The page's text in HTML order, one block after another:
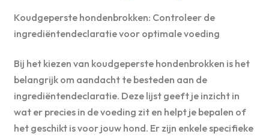
Koudgeperste hondenbrokken: Controleer de
ingrediëntendeclaratie voor optimale voeding
Bij het kiezen van koudgeperste hondenbrokken is het
belangrijk om aandacht te besteden aan de
ingrediëntendeclaratie. Deze lijst geeft je inzicht in
wat er precies in de voeding zit en helpt je bepalen of
het geschikt is voor jouw hond. Er zijn enkele specifieke